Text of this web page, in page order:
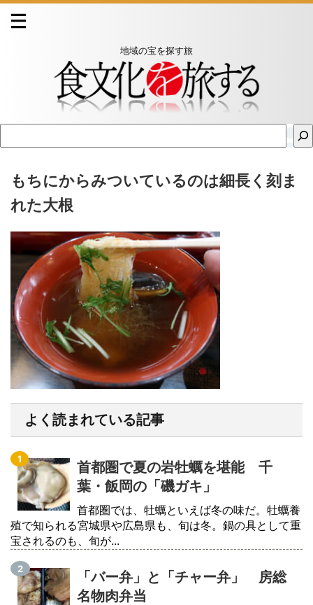
地域の宝を探す旅
もちにからみついているのは細長く刻ま
れた大根
よく読まれている記事
首都圏で夏の岩牡蠣を堪能 千
葉・飯岡の「磯ガキ」
首都圏では、牡蠣といえば冬の味だ。牡蠣養
殖で知られる宮城県や広島県も、旬は冬。鍋の具として重
宝されるのも、旬が...
「バー弁」と「チャー弁」 房総
名物肉弁当